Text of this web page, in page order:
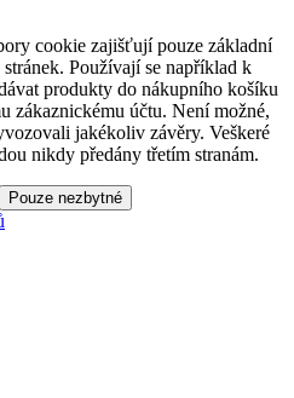
cookie zajišťují pouze základní
Používají se například k
produkty do nákupního košíku
zákaznickému účtu. Není možné,
jakékoliv závěry. Veškeré
nikdy předány třetím stranám.
Pouze nezbytné